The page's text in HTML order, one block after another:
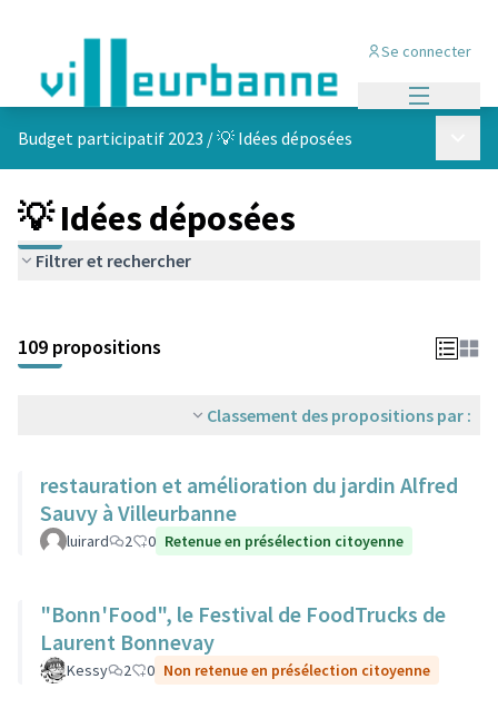
Se connecter
Budget participatif 2023 /💡 Idées déposées
💡 Idées déposées
Filtrer et rechercher
+
−
109 propositions
Classement des propositions par :
restauration et amélioration du jardin Alfred
Sauvy à Villeurbanne
luirard 2 0 Retenue en présélection citoyenne
"Bonn'Food", le Festival de FoodTrucks de
Laurent Bonnevay
Kessy 2 0 Non retenue en présélection citoyenne